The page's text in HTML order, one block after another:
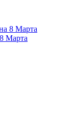
8 Марта
Марта